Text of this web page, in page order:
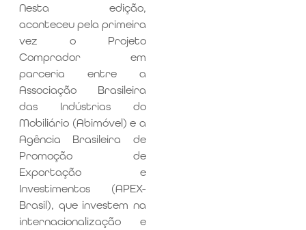
Nesta edição,
aconteceu pela primeira
vez o Projeto
Comprador em
parceria entre a
Associação Brasileira
das Indústrias do
Mobiliário (Abimóvel) e a
Agência Brasileira de
Promoção de
Exportação e
Investimentos (APEX-
Brasil), que investem na
internacionalização e